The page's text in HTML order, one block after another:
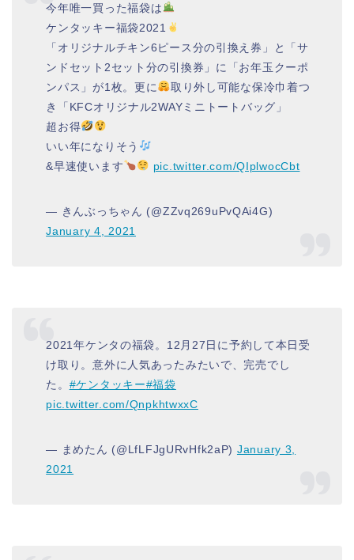
今年唯一買った福袋は
ケンタッキー福袋2021
「オリジナルチキン6ピース分の引換え券」と「サ
ンドセット2セット分の引換券」に「お年玉クーポ
ンパス」が1枚。更に
取り外し可能な保冷巾着つ
き「KFCオリジナル2WAYミニトートバッグ」
超お得
いい年になりそう
&早速使います
pic.twitter.com/QIplwocCbt
— きんぶっちゃん (@ZZvq269uPvQAi4G)
January 4, 2021
2021年ケンタの福袋。12月27日に予約して本日受
け取り。意外に人気あったみたいで、完売でし
た。 #ケンタッキー#福袋
pic.twitter.com/QnpkhtwxxC
— まめたん (@LfLFJgURvHfk2aP) January 3,
2021